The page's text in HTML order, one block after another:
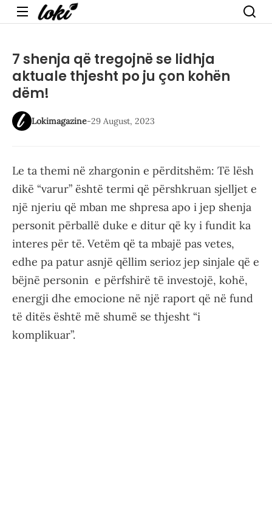
Menu
7 shenja që tregojnë se lidhja
aktuale thjesht po ju çon kohën
dëm!
Lokimagazine-29 August, 2023
Le ta themi në zhargonin e përditshëm: Të lësh
dikë “varur” është termi që përshkruan sjelljet e
një njeriu që mban me shpresa apo i jep shenja
personit përballë duke e ditur që ky i fundit ka
interes për të. Vetëm që ta mbajë pas vetes,
edhe pa patur asnjë qëllim serioz jep sinjale që e
bëjnë personin e përfshirë të investojë, kohë,
energji dhe emocione në një raport që në fund
të ditës është më shumë se thjesht “i
komplikuar”.